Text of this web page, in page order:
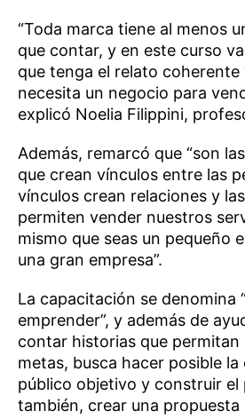
“Toda marca tiene al menos
que contar, y en este curso
que tenga el relato
necesita un negocio para
explicó Noelia Filippini,
Además, remarcó que “son
que crean vínculos entre las
vínculos crean relaciones y
permiten vender nuestros
mismo que seas un pequeño
una gran empresa”.
La capacitación se denomina
emprender”, y además de
contar historias que permitan
metas, busca hacer posible
público objetivo y construir el
también, crear una propuesta